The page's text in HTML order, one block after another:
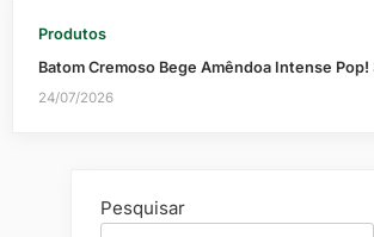
Produtos
Batom Cremoso Bege Amêndoa Intense Pop!
24/07/2026
Pesquisar